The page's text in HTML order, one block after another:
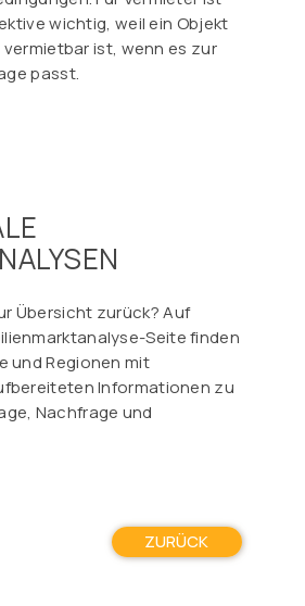
wichtig, weil ein Objekt
ist, wenn es zur
passt.
Übersicht zurück? Auf
Seite finden
und Regionen mit
Informationen zu
Nachfrage und
ZURÜCK